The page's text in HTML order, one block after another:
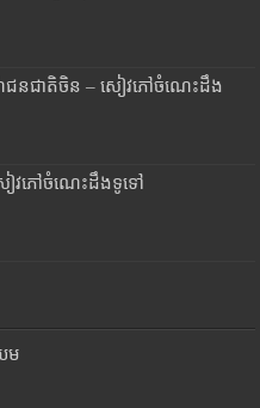
ជនជាតិចិន – សៀវភៅចំណេះដឹង
ៀវភៅចំណេះដឹងទូទៅ
ម